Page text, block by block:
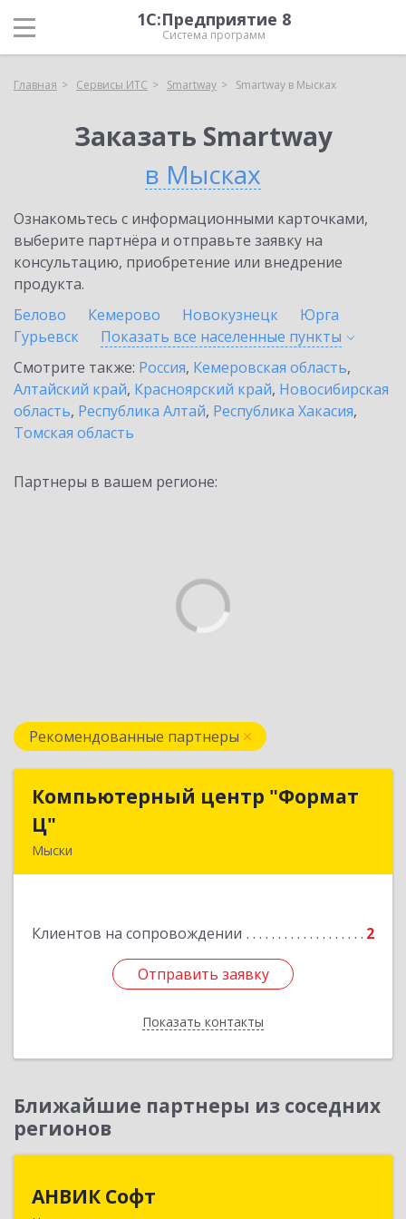
1С:Предприятие 8
Система программ
Главная Сервисы ИТС Smartway Smartway в Мысках
Заказать Smartway
в Мысках
Ознакомьтесь с информационными карточками,
выберите партнёра и отправьте заявку на
консультацию, приобретение или внедрение
продукта.
Белово
Кемерово Новокузнецк
Юрга
Гурьевск
Показать все населенные пункты
Смотрите также: Россия, Кемеровская область,
Алтайский край, Красноярский край, Новосибирская
область, Республика Алтай, Республика Хакасия,
Томская область
Партнеры в вашем регионе:
Рекомендованные партнеры
Компьютерный центр "Формат
Ц"
Мыски
Клиентов на сопровождении 2
Отправить заявку
Показать контакты
Компьютерный центр "Формат
Подробнее
Отправить заявку
Назад
Ближайшие партнеры из соседних
регионов
АНВИК Софт